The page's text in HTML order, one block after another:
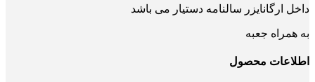
داخل ارگانایزر سالنامه دستیار می باشد
به همراه جعبه
اطلاعات محصول